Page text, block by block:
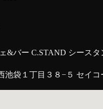
&バー C.STAND シース
池袋１丁目３８−５ セイコ